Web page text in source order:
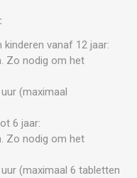
vanaf 12 jaar:
Zo nodig om het
(maximaal
6 jaar:
Zo nodig om het
(maximaal 6 tabletten